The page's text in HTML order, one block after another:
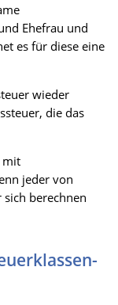
Ehefrau und
es für diese eine
wieder
die das
mit
jeder von
berechnen